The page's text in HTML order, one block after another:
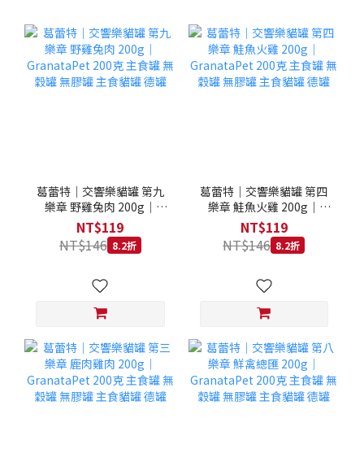
葛蕾特｜交響樂貓罐 第九
樂章 野雞兔肉 200g｜
GranataPet 200克 主食罐
無穀罐 無膠罐 主食貓罐 德
罐
NT$119
NT$146 8.2折
葛蕾特｜交響樂貓罐 第四
樂章 鮭魚火雞 200g｜
GranataPet 200克 主食罐
無穀罐 無膠罐 主食貓罐 德
罐
NT$119
NT$146 8.2折